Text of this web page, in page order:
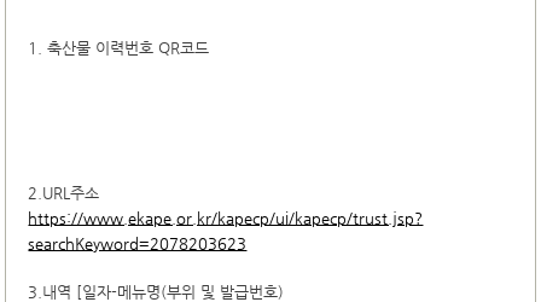
1. 축산물 이력번호 QR코드
2.URL주소
https://www.ekape.or.kr/kapecp/ui/kapecp/trust.jsp?
searchKeyword=2078203623
3.내역 [일자-메뉴명(부위 및 발급번호)